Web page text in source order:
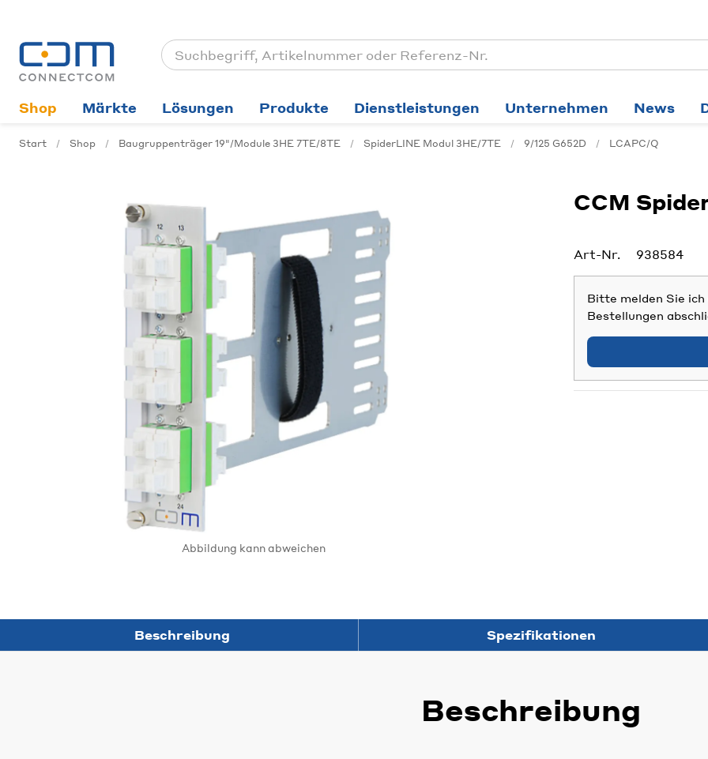
Shop Märkte Lösungen Produkte Dienstleistungen Unternehmen News
Start Shop Baugruppenträger 19"/Module 3HE 7TE/8TE SpiderLINE Modul 3HE/7TE 9/125 G652D LCAPC/Q
Abbildung kann abweichen
CCM
Bitte melden Sie ich
Bestellungen
Art-Nr. 938584
Beschreibung Spezifikationen
Beschreibung